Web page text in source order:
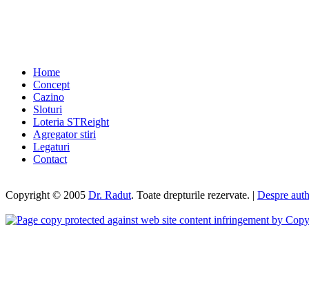
Home
Concept
Cazino
Sloturi
Loteria STReight
Agregator stiri
Legaturi
Contact
Copyright © 2005 Dr. Radut. Toate drepturile rezervate. | Despre